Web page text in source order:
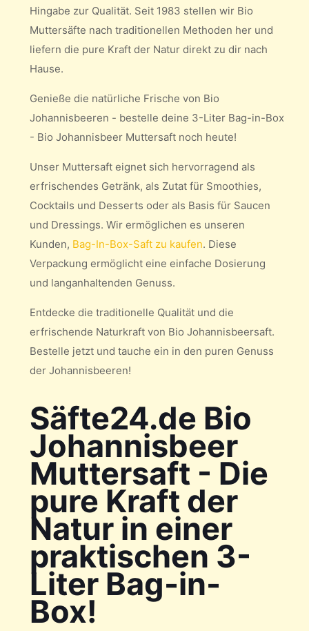
Hingabe zur Qualität. Seit 1983 stellen wir Bio
Muttersäfte nach traditionellen Methoden her und
liefern die pure Kraft der Natur direkt zu dir nach
Hause.
Genieße die natürliche Frische von Bio
Johannisbeeren - bestelle deine 3-Liter Bag-in-Box
- Bio Johannisbeer Muttersaft noch heute!
Unser Muttersaft eignet sich hervorragend als
erfrischendes Getränk, als Zutat für Smoothies,
Cocktails und Desserts oder als Basis für Saucen
und Dressings. Wir ermöglichen es unseren
Kunden, Bag-In-Box-Saft zu kaufen. Diese
Verpackung ermöglicht eine einfache Dosierung
und langanhaltenden Genuss.
Entdecke die traditionelle Qualität und die
erfrischende Naturkraft von Bio Johannisbeersaft.
Bestelle jetzt und tauche ein in den puren Genuss
der Johannisbeeren!
Säfte24.de Bio
Johannisbeer
Muttersaft - Die
pure Kraft der
Natur in einer
praktischen 3-
Liter Bag-in-
Box!